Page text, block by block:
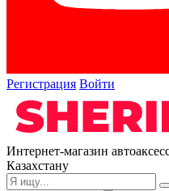
Регистрация Войти
Интернет-магазин
Казахстану